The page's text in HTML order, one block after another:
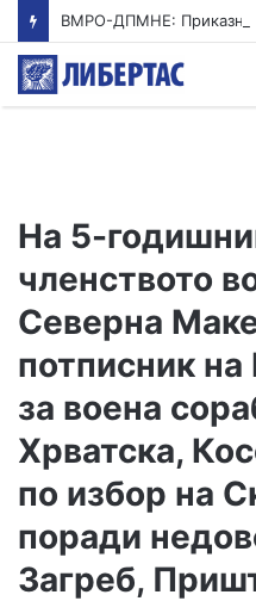
На 5-
членството
Северна
потписник
за воена
Хрватска,
по избор на
поради
Загреб,